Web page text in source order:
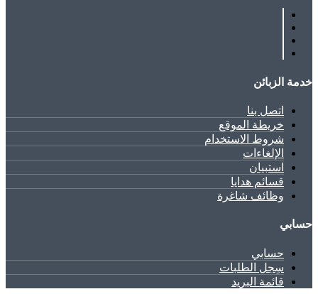
خدمة الزبائن
اتصل بنا
خريطة الموقع
شروط الاستخدام
الإلغاءات
استبيان
قسائم هدايا
وظائف شاغرة
حسابي
حسابي
سِجل الطلبات
قائمة البريد